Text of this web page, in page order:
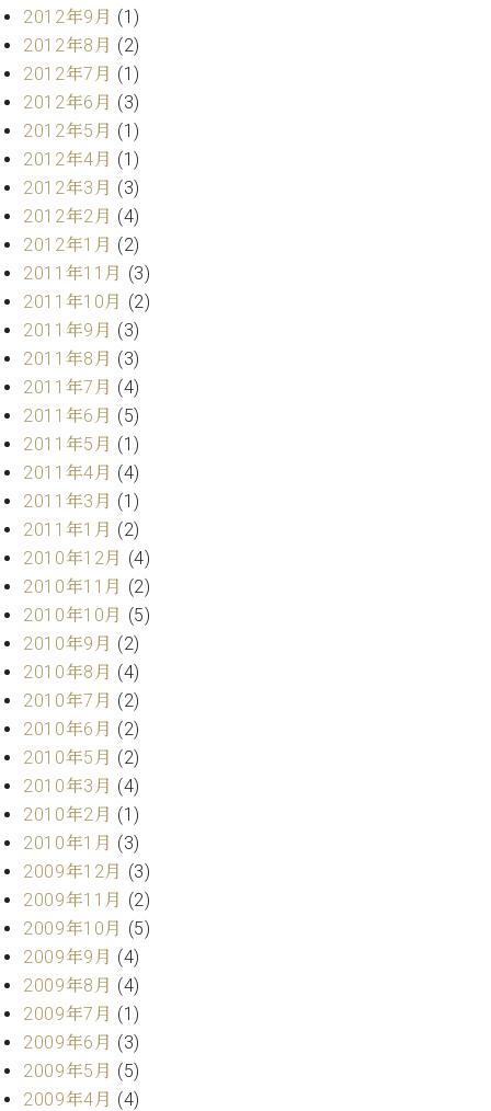
2012年9月 (1)
2012年8月 (2)
2012年7月 (1)
2012年6月 (3)
2012年5月 (1)
2012年4月 (1)
2012年3月 (3)
2012年2月 (4)
2012年1月 (2)
2011年11月 (3)
2011年10月 (2)
2011年9月 (3)
2011年8月 (3)
2011年7月 (4)
2011年6月 (5)
2011年5月 (1)
2011年4月 (4)
2011年3月 (1)
2011年1月 (2)
2010年12月 (4)
2010年11月 (2)
2010年10月 (5)
2010年9月 (2)
2010年8月 (4)
2010年7月 (2)
2010年6月 (2)
2010年5月 (2)
2010年3月 (4)
2010年2月 (1)
2010年1月 (3)
2009年12月 (3)
2009年11月 (2)
2009年10月 (5)
2009年9月 (4)
2009年8月 (4)
2009年7月 (1)
2009年6月 (3)
2009年5月 (5)
2009年4月 (4)